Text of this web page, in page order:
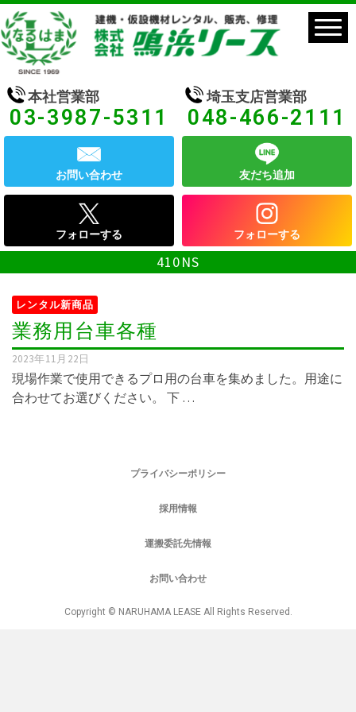
本社営業部
03-3987-5311
埼玉支店営業部
048-466-2111
お問い合わせ 友だち追加
フォローする フォローする
410NS
レンタル新商品
業務用台車各種
2023年11月22日
現場作業で使用できるプロ用の台車を集めました。用途に
合わせてお選びください。 下 …
プライバシーポリシー
採用情報
運搬委託先情報
お問い合わせ
Copyright © NARUHAMA LEASE All Rights Reserved.